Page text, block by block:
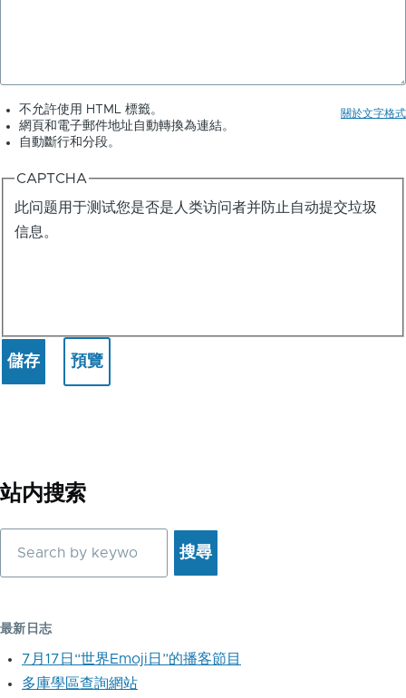
關於文字格式
不允許使用 HTML 標籤。
網頁和電子郵件地址自動轉換為連結。
自動斷行和分段。
CAPTCHA
此问题用于测试您是否是人类访问者并防止自动提交垃圾
信息。
站内搜索
最新日志
7月17日“世界Emoji日”的播客節目
多庫學區查詢網站